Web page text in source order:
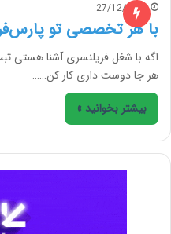
27/12/2016
با هر تخصصی تو
اگه با شغل فریلنسری آشنا هستی
هر جا دوست داری کار کن……
بیشتر بخوانید »